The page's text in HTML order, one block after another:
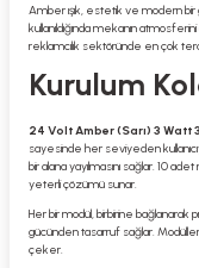
Amber ışık, estetik ve modern bir
kullanıldığında mekanın
reklamcılık sektöründe en çok
Kurulum
24 Volt Amber (Sarı) 3 Watt
sayesinde her seviyeden
bir alana yayılmasını sağlar. 10
yeterli çözümü sunar.
Her bir modül, birbirine bağlanarak
gücünden tasarruf sağlar.
çeker.